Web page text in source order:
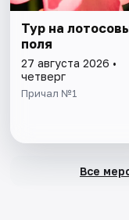
Тур на
поля
27 августа 2026 •
четверг
Причал №1
Все